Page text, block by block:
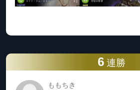
6 連勝
ももちき